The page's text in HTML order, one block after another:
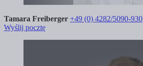
Tamara Freiberger +49 (0) 4282/5090-930
Wyślij pocztę